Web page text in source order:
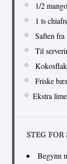
1/2
1 ts
Saften
Til
Kokosflak
Friske
Ekstra
STEG FOR
Begynn